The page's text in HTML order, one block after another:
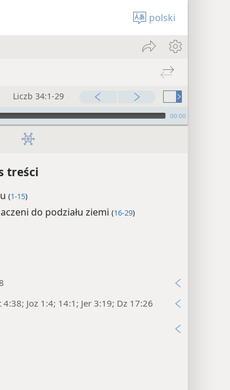
polski
Liczb 34:1-29
00:00
treści
(1-15)
do podziału ziemi (16-29)
4:38; Joz 1:4; 14:1; Jer 3:19; Dz 17:26